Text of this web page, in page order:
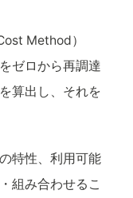
Method）
ゼロから再調達
算出し、それを
特性、利用可能
組み合わせるこ